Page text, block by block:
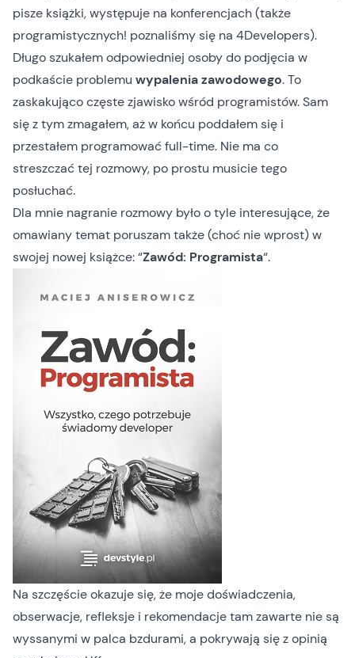
pisze książki, występuje na konferencjach (także
programistycznych! poznaliśmy się na 4Developers).
Długo szukałem odpowiedniej osoby do podjęcia w
podkaście problemu wypalenia zawodowego. To
zaskakująco częste zjawisko wśród programistów. Sam
się z tym zmagałem, aż w końcu poddałem się i
przestałem programować full-time. Nie ma co
streszczać tej rozmowy, po prostu musicie tego
posłuchać.
Dla mnie nagranie rozmowy było o tyle interesujące, że
omawiany temat poruszam także (choć nie wprost) w
swojej nowej książce: “Zawód: Programista“.
Na szczęście okazuje się, że moje doświadczenia,
obserwacje, refleksje i rekomendacje tam zawarte nie są
wyssanymi w palca bzdurami, a pokrywają się z opinią